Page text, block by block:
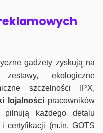
gadżety zyskują na
zestawy, ekologiczne
szczelności IPX,
lojalnościpracowników
każdego detalu
certyfikacji (m.in. GOTS